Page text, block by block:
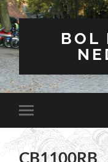
BOL
Toggle
mobiel
menu
CB1100RB